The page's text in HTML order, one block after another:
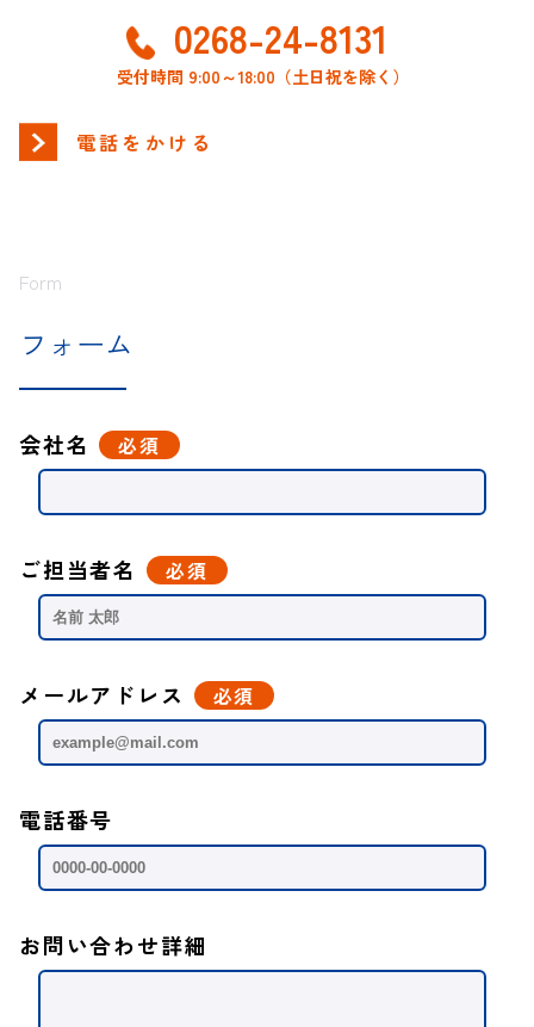
0268-24-8131
受付時間 9:00～18:00（土日祝を除く）
電話をかける
Form
フォーム
会社名 必須
ご担当者名 必須
メールアドレス 必須
電話番号
お問い合わせ詳細